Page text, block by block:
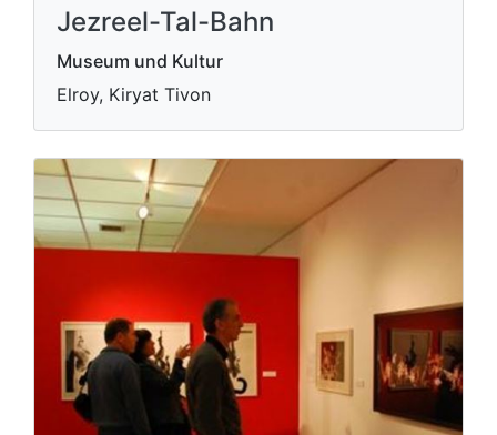
Jezreel-Tal-Bahn
Museum und Kultur
Elroy, Kiryat Tivon